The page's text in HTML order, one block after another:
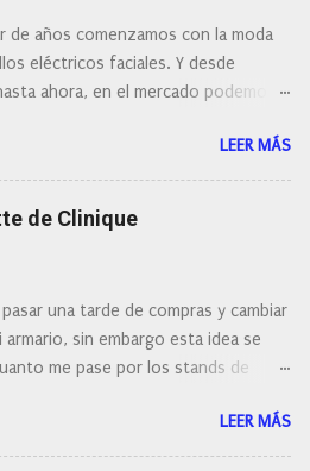
de años comenzamos con la moda
eléctricos faciales. Y desde
ahora, en el mercado podemos
características, a pilas, a batería,
o de oscilación... y
de todos los precios. Existe en la
variedad, que antes de hacer la
de hacernos unas preguntas:
a dar mi opinión de porque elegí mi
de Clinique
LEER MÁS
de Clinique
una tarde de compras y cambiar
armario, sin embargo esta idea se
me pase por los stands de
esta paleta de colores de Clinique.
LEER MÁS